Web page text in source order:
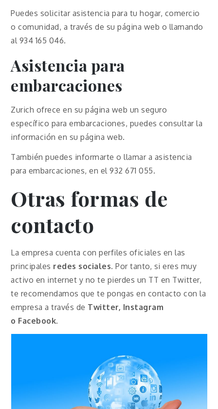
Puedes solicitar asistencia para tu hogar, comercio
o comunidad, a través de su página web o llamando
al 934 165 046.
Asistencia para
embarcaciones
Zurich ofrece en su página web un seguro
específico para embarcaciones, puedes consultar la
información en su página web.
También puedes informarte o llamar a asistencia
para embarcaciones, en el 932 671 055.
Otras formas de
contacto
La empresa cuenta con perfiles oficiales en las
principales redes sociales. Por tanto, si eres muy
activo en internet y no te pierdes un TT en Twitter,
te recomendamos que te pongas en contacto con la
empresa a través de Twitter, Instagram
o Facebook.